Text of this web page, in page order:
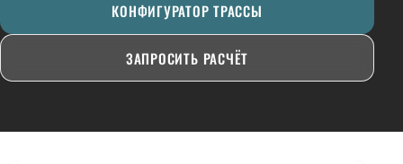
КОНФИГУРАТОР ТРАССЫ
ЗАПРОСИТЬ РАСЧЁТ